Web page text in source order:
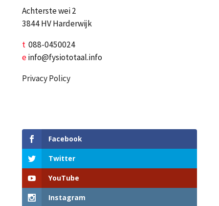
Achterste wei 2
3844 HV Harderwijk
t088-0450024
einfo@fysiototaal.info
Privacy Policy
Facebook
Twitter
YouTube
Instagram